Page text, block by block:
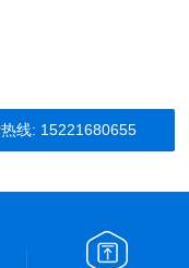
线: 15221680655